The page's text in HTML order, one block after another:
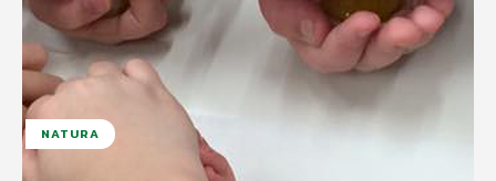
NATURA